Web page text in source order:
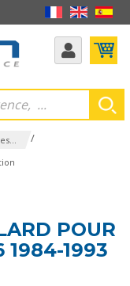
/
POUR
1984-1993